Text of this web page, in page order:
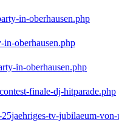
in-oberhausen.php
in-oberhausen.php
in-oberhausen.php
finale-dj-hitparade.php
tv-jubilaeum-